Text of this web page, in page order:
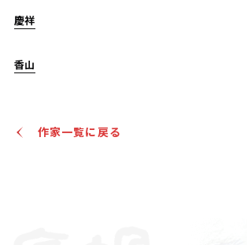
慶祥
香山
作家一覧に戻る